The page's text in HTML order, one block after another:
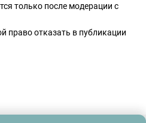
только после модерации с
право отказать в публикации